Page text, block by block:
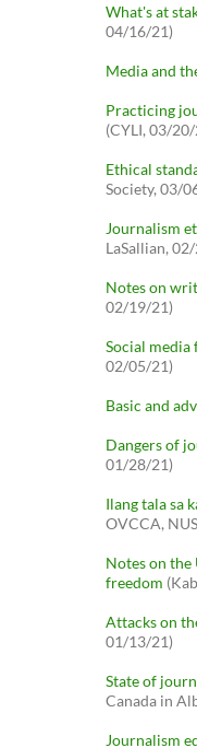
What's at
04/16/21)
Media and
Practicing
(CYLI, 03/
Ethical
Society, 03/
Journalism
LaSallian,
Notes on
02/19/21)
Social media
02/05/21)
Basic and
Dangers of
01/28/21)
Ilang tala sa
OVCCA,
Notes on the
freedom
Attacks on
01/13/21)
State of
Canada in
Journalism